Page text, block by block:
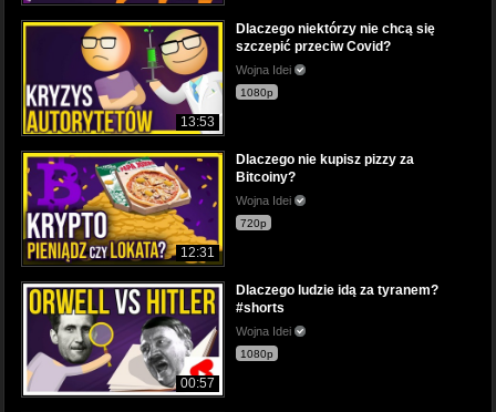
13:53
Dlaczego niektórzy nie chcą się
szczepić przeciw Covid?
Wojna Idei
1080p
12:31
Dlaczego nie kupisz pizzy za
Bitcoiny?
Wojna Idei
720p
00:57
Dlaczego ludzie idą za tyranem?
#shorts
Wojna Idei
1080p